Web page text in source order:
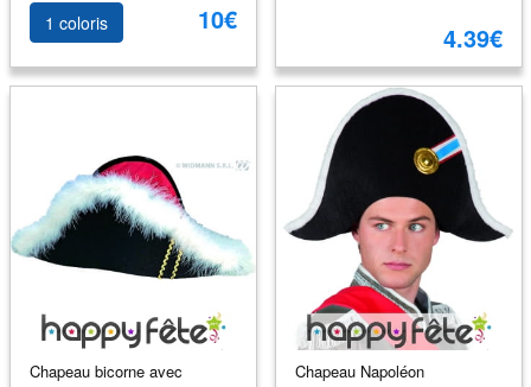
1 coloris 10€
4.39€
Chapeau bicorne avec
Chapeau Napoléon